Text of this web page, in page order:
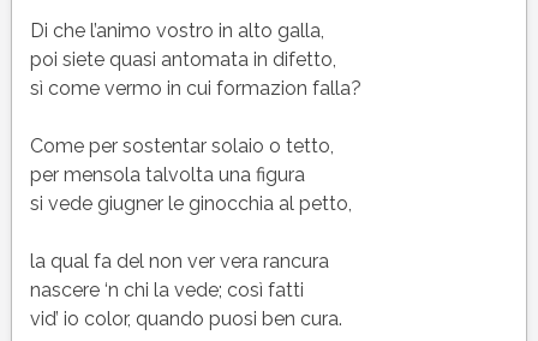
Di che l’animo vostro in alto galla,
poi siete quasi antomata in difetto,
sì come vermo in cui formazion falla?
Come per sostentar solaio o tetto,
per mensola talvolta una figura
si vede giugner le ginocchia al petto,
la qual fa del non ver vera rancura
nascere ‘n chi la vede; così fatti
vid’ io color, quando puosi ben cura.